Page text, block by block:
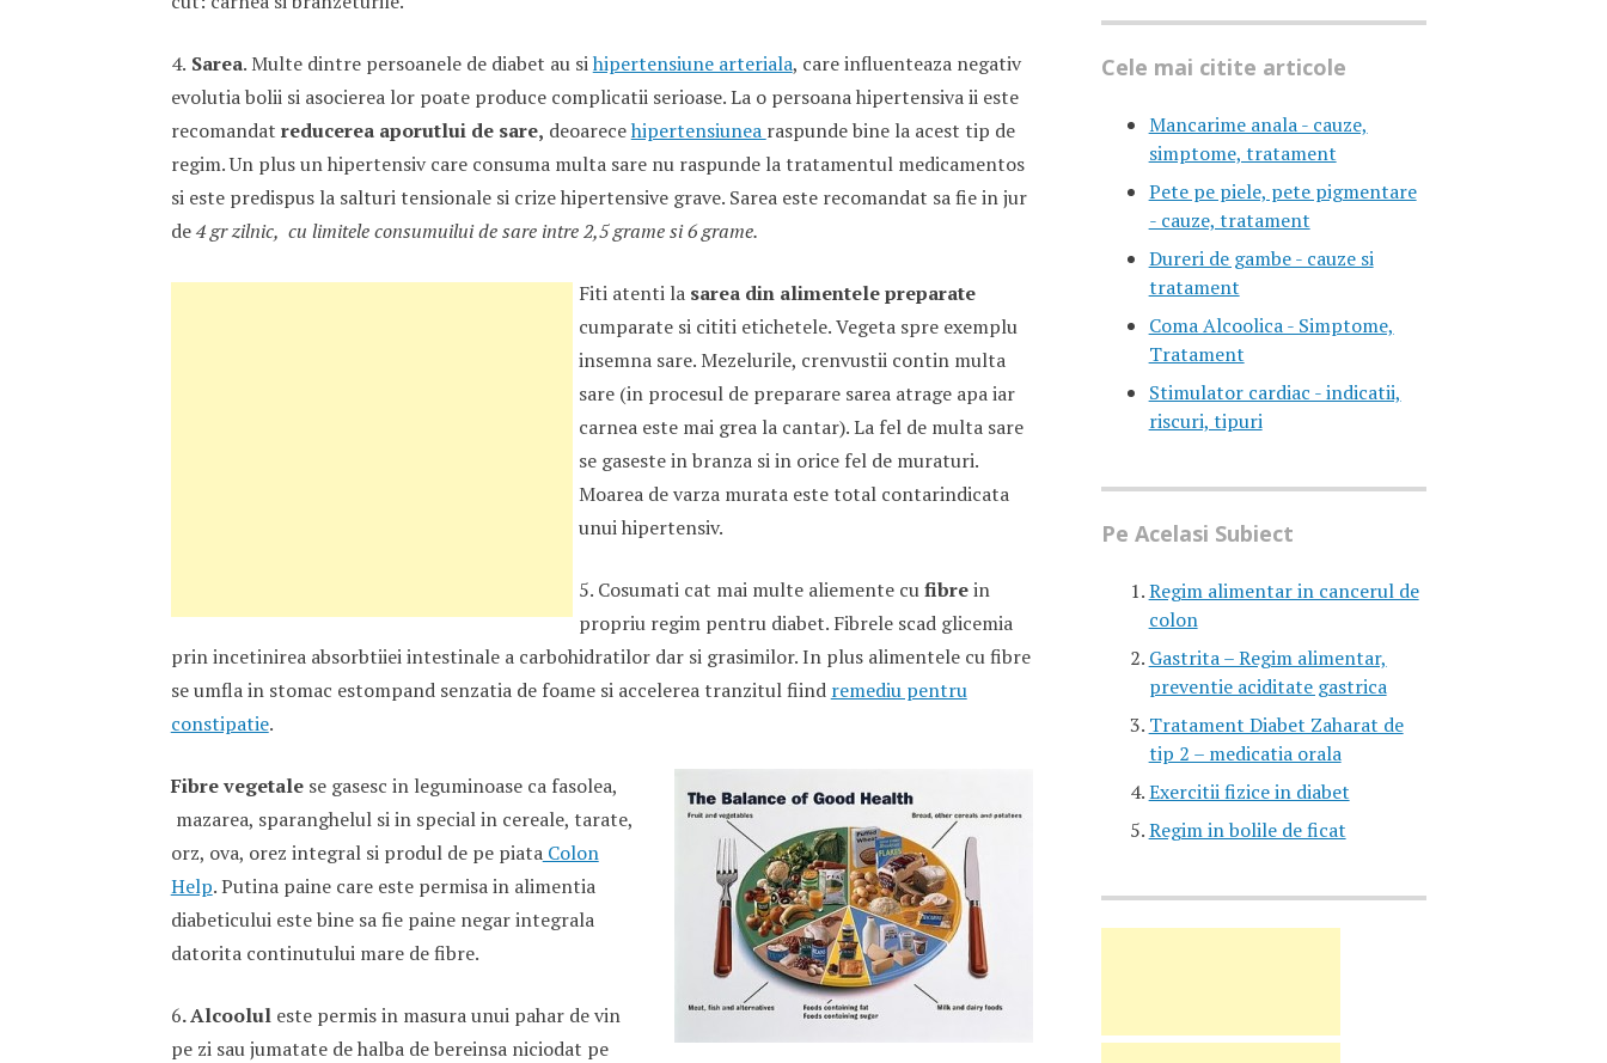
4. Sarea. Multe dintre persoanele de diabet au sihipertensiune arteriala, care influenteaza negativ
evolutia bolii si asocierea lor poate produce complicatii serioase. La o persoana hipertensiva ii este
recomandat reducerea aporutlui de sare, deoarecehipertensiunea raspunde bine la acest tip de
regim. Un plus un hipertensiv care consuma multa sare nu raspunde la tratamentul medicamentos
si este predispus la salturi tensionale si crize hipertensive grave. Sarea este recomandat sa fie in jur
de4 gr zilnic, cu limitele consumuilui de sare intre 2,5 grame si 6 grame.
Fiti atenti lasarea din alimentele preparate
cumparate si cititi etichetele. Vegeta spre exemplu
insemna sare. Mezelurile, crenvustii contin multa
sare (in procesul de preparare sarea atrage apa iar
carnea este mai grea la cantar). La fel de multa sare
se gaseste in branza si in orice fel de muraturi.
Moarea de varza murata este total contarindicata
unui hipertensiv.
5. Cosumati cat mai multe aliemente cufibrein
propriu regim pentru diabet. Fibrele scad glicemia
prin incetinirea absorbtiiei intestinale a carbohidratilor dar si grasimilor. In plus alimentele cu fibre
se umfla in stomac estompand senzatia de foame si accelerea tranzitul fiind remediu pentru
constipatie.
Fibre vegetalese gasesc in leguminoase ca fasolea,
mazarea, sparanghelul si in special in cereale, tarate,
orz, ova, orez integral si produl de pe piataColon
Help. Putina paine care este permisa in alimentia
diabeticului este bine sa fie paine negar integrala
datorita continutului mare de fibre.
6. Alcooluleste permis in masura unui pahar de vin
pe zi sau jumatate de halba de bereinsa niciodat pe
Cele mai citite articole
Mancarime anala - cauze,
simptome, tratament
Pete pe piele, pete pigmentare
- cauze, tratament
Dureri de gambe - cauze si
tratament
Coma Alcoolica - Simptome,
Tratament
Stimulator cardiac - indicatii,
riscuri, tipuri
Pe Acelasi Subiect
Regim alimentar in cancerul de
colon
Gastrita – Regim alimentar,
preventie aciditate gastrica
Tratament Diabet Zaharat de
tip 2 – medicatia orala
Exercitii fizice in diabet
Regim in bolile de ficat